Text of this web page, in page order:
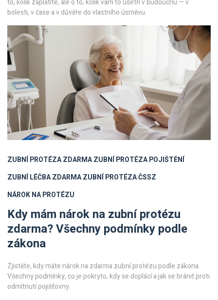
to, kolik zaplatíte, ale o to, kolik vám to ušetří v budoucnu — v
bolesti, v čase a v důvěře do vlastního úsměvu.
ZUBNÍ PROTÉZA ZDARMAZUBNÍ PROTÉZA POJIŠTĚNÍ
ZUBNÍ LÉČBA ZDARMAZUBNÍ PROTÉZA ČSSZ
NÁROK NA PROTÉZU
Kdy mám nárok na zubní protézu
zdarma? Všechny podmínky podle
zákona
Zjistěte, kdy máte nárok na zdarma zubní protézu podle zákona.
Všechny podmínky, co je pokryto, kdy se doplácí a jak se bránit proti
odmítnutí pojišťovny.